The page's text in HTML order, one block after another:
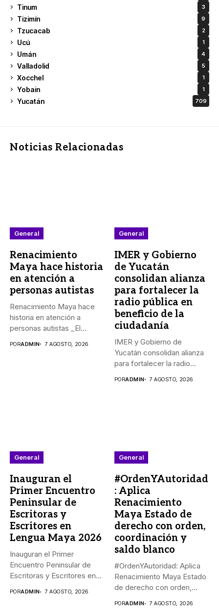
Tinum 3
Tizimín 9
Tzucacab 2
Ucú 1
Umán 4
Valladolid 5
Xocchel 1
Yobain 1
Yucatán 709
Noticias Relacionadas
General
Renacimiento
Maya hace historia
en atención a
personas autistas
Renacimiento Maya hace
historia en atención a
personas autistas _El
PORADMIN 7 AGOSTO, 2026
General
IMER y Gobierno
de Yucatán
consolidan alianza
para fortalecer la
radio pública en
beneficio de la
ciudadanía
IMER y Gobierno de
Yucatán consolidan alianza
para fortalecer la radio
PORADMIN 7 AGOSTO, 2026
General
Inauguran el
Primer Encuentro
Peninsular de
Escritoras y
Escritores en
Lengua Maya 2026
Inauguran el Primer
Encuentro Peninsular de
Escritoras y Escritores en
PORADMIN 7 AGOSTO, 2026
General
#OrdenYAutoridad
: Aplica
Renacimiento
Maya Estado de
derecho con orden,
coordinación y
saldo blanco
#OrdenYAutoridad: Aplica
Renacimiento Maya Estado
de derecho con orden,
PORADMIN 7 AGOSTO, 2026